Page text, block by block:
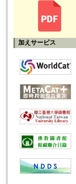
加えサービス